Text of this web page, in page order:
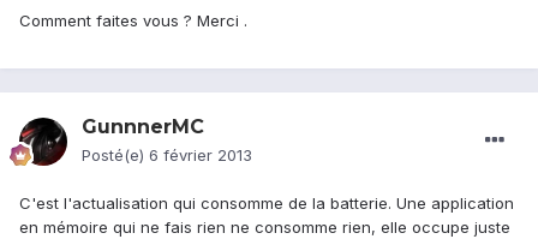
Comment faites vous ? Merci .
GunnnerMC
Posté(e) 6 février 2013
C'est l'actualisation qui consomme de la batterie. Une application
en mémoire qui ne fais rien ne consomme rien, elle occupe juste